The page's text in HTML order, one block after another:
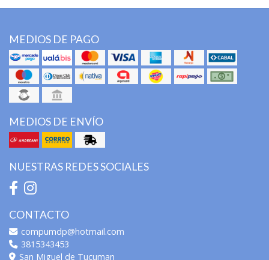
MEDIOS DE PAGO
MEDIOS DE ENVÍO
NUESTRAS REDES SOCIALES
CONTACTO
compumdp@hotmail.com
3815343453
San Miguel de Tucuman